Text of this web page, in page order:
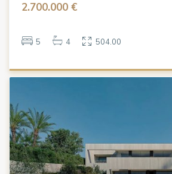
2.700.000 €
5 4 504.00